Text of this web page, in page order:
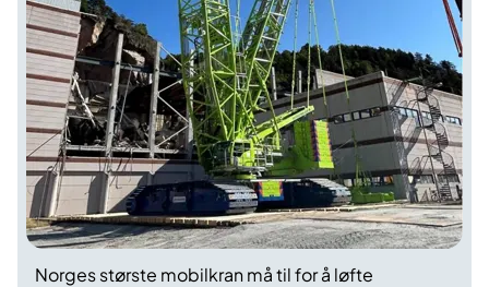
Norges største mobilkran må til for å løfte